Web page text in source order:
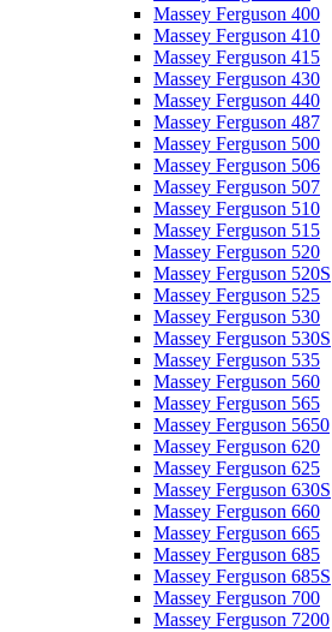
Massey Ferguson 400
Massey Ferguson 410
Massey Ferguson 415
Massey Ferguson 430
Massey Ferguson 440
Massey Ferguson 487
Massey Ferguson 500
Massey Ferguson 506
Massey Ferguson 507
Massey Ferguson 510
Massey Ferguson 515
Massey Ferguson 520
Massey Ferguson 520S
Massey Ferguson 525
Massey Ferguson 530
Massey Ferguson 530S
Massey Ferguson 535
Massey Ferguson 560
Massey Ferguson 565
Massey Ferguson 5650
Massey Ferguson 620
Massey Ferguson 625
Massey Ferguson 630S
Massey Ferguson 660
Massey Ferguson 665
Massey Ferguson 685
Massey Ferguson 685S
Massey Ferguson 700
Massey Ferguson 7200